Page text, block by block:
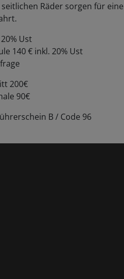
Räder sorgen für eine
Ust
140 € inkl. 20% Ust
200€
90€
B / Code 96